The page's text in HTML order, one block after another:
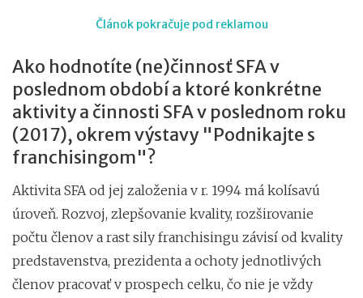
Článok pokračuje pod reklamou
Ako hodnotíte (ne)činnosť SFA v
poslednom období a ktoré konkrétne
aktivity a činnosti SFA v poslednom roku
(2017), okrem výstavy "Podnikajte s
franchisingom"?
Aktivita SFA od jej založenia v r. 1994 má kolísavú
úroveň. Rozvoj, zlepšovanie kvality, rozširovanie
počtu členov a rast sily franchisingu závisí od kvality
predstavenstva, prezidenta a ochoty jednotlivých
členov pracovať v prospech celku, čo nie je vždy